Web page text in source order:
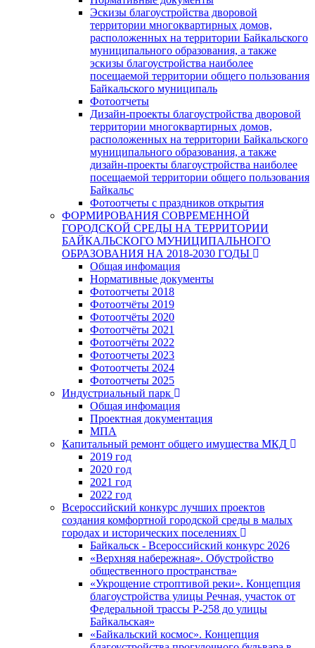
Эскизы благоустройства дворовой
территории многоквартирных домов,
расположенных на территории Байкальского
муниципального образования, а также
эскизы благоустройства наиболее
посещаемой территории общего пользования
Байкальского муниципаль
Фотоотчеты
Дизайн-проекты благоустройства дворовой
территории многоквартирных домов,
расположенных на территории Байкальского
муниципального образования, а также
дизайн-проекты благоустройства наиболее
посещаемой территории общего пользования
Байкальс
Фотоотчеты с праздников открытия
ФОРМИРОВАНИЯ СОВРЕМЕННОЙ
ГОРОДСКОЙ СРЕДЫ НА ТЕРРИТОРИИ
БАЙКАЛЬСКОГО МУНИЦИПАЛЬНОГО
ОБРАЗОВАНИЯ НА 2018-2030 ГОДЫ
Общая инфомация
Нормативные документы
Фотоотчеты 2018
Фотоотчёты 2019
Фотоотчёты 2020
Фотоотчёты 2021
Фотоотчёты 2022
Фотоотчеты 2023
Фотоотчеты 2024
Фотоотчеты 2025
Индустриальный парк
Общая инфомация
Проектная документация
МПА
Капитальный ремонт общего имущества МКД
2019 год
2020 год
2021 год
2022 год
Всероссийский конкурс лучших проектов
создания комфортной городской среды в малых
городах и исторических поселениях
Байкальск - Всероссийский конкурс 2026
«Верхняя набережная». Обустройство
общественного пространства»
«Укрощение строптивой реки». Концепция
благоустройства улицы Речная, участок от
Федеральной трассы Р-258 до улицы
Байкальская»
«Байкальский космос». Концепция